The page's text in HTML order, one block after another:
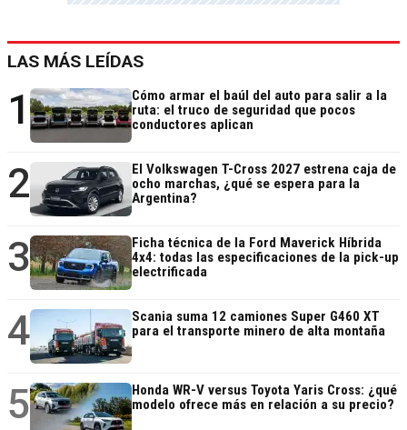
LAS MÁS LEÍDAS
1
Cómo armar el baúl del auto para salir a la
ruta: el truco de seguridad que pocos
conductores aplican
2
El Volkswagen T-Cross 2027 estrena caja de
ocho marchas, ¿qué se espera para la
Argentina?
3
Ficha técnica de la Ford Maverick Híbrida
4x4: todas las especificaciones de la pick-up
electrificada
4
Scania suma 12 camiones Super G460 XT
para el transporte minero de alta montaña
5
Honda WR-V versus Toyota Yaris Cross: ¿qué
modelo ofrece más en relación a su precio?